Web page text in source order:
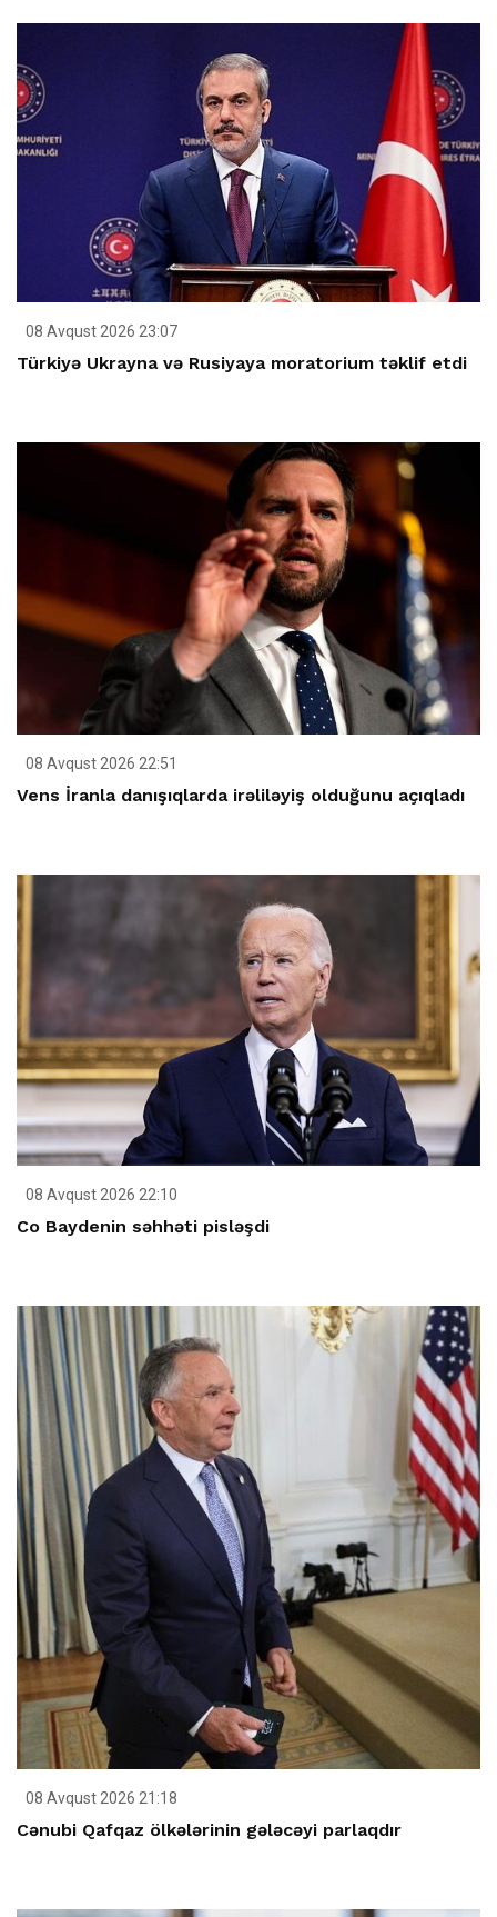
08 Avqust 2026 23:07
Türkiyə Ukrayna və Rusiyaya moratorium təklif etdi
08 Avqust 2026 22:51
Vens İranla danışıqlarda irəliləyiş olduğunu açıqladı
08 Avqust 2026 22:10
Co Baydenin səhhəti pisləşdi
08 Avqust 2026 21:18
Cənubi Qafqaz ölkələrinin gələcəyi parlaqdır